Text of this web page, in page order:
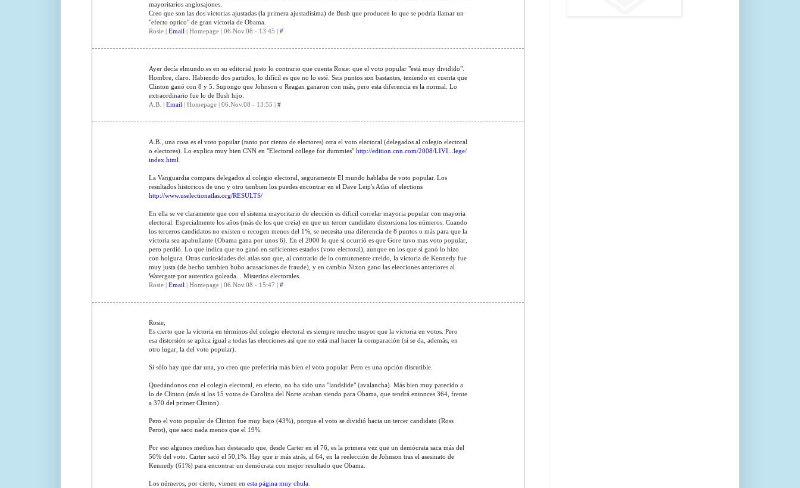
mayoritarios anglosajones.
Creo que son las dos victorias ajustadas (la primera ajustadisima) de Bush que producen lo que se podría llamar un
"efecto optico" de gran victoria de Obama.
Rosie | Email | Homepage | 06.Nov.08 - 13:45 | #
Ayer decía elmundo.es en su editorial justo lo contrario que cuenta Rosie: que el voto popular "está muy dividido".
Hombre, claro. Habiendo dos partidos, lo difícil es que no lo esté. Seis puntos son bastantes, teniendo en cuenta que
Clinton ganó con 8 y 5. Supongo que Johnson o Reagan ganaron con más, pero esta diferencia es la normal. Lo
extraordinario fue lo de Bush hijo.
A.B. | Email | Homepage | 06.Nov.08 - 13:55 | #
A.B., una cosa es el voto popular (tanto por ciento de electores) otra el voto electoral (delegados al colegio electoral
o electores). Lo explica muy bien CNN en "Electoral college for dummies" http://edition.cnn.com/2008/LIVI...lege/
index.html
La Vanguardia compara delegados al colegio electoral, seguramente El mundo hablaba de voto popular. Los
resultados historicos de uno y otro tambien los puedes encontrar en el Dave Leip's Atlas of elections
http://www.uselectionatlas.org/RESULTS/
En ella se ve claramente que con el sistema mayoritario de elección es dificil correlar mayoria popular con mayoria
electoral. Especialmente los años (más de los que creía) en que un tercer candidato distorsiona los números. Cuando
los terceros candidatos no existen o recogen menos del 1%, se necesita una diferencia de 8 puntos o más para que la
victoria sea apabullante (Obama gana por unos 6). En el 2000 lo que si ocurrió es que Gore tuvo mas voto popular,
pero perdió. Lo que indica que no ganó en suficientes estados (voto electoral), aunque en los que sí ganó lo hizo
con holgura. Otras curiosidades del atlas son que, al contrario de lo comunmente creido, la victoria de Kennedy fue
muy justa (de hecho tambien hubo acusaciones de fraude), y en cambio Nixon gano las elecciones anteriores al
Watergate por autentica goleada... Misterios electorales.
Rosie | Email | Homepage | 06.Nov.08 - 15:47 | #
Rosie,
Es cierto que la victoria en términos del colegio electoral es siempre mucho mayor que la victoria en votos. Pero
esa distorsión se aplica igual a todas las elecciones así que no está mal hacer la comparación (si se da, además, en
otro lugar, la del voto popular).
Si sólo hay que dar una, yo creo que preferiría más bien el voto popular. Pero es una opción discutible.
Quedándonos con el colegio electoral, en efecto, no ha sido una "landslide" (avalancha). Más bien muy parecido a
lo de Clinton (más si los 15 votos de Carolina del Norte acaban siendo para Obama, que tendrá entonces 364, frente
a 370 del primer Clinton).
Pero el voto popular de Clinton fue muy bajo (43%), porque el voto se dividió hacia un tercer candidato (Ross
Perot), que saco nada menos que el 19%.
Por eso algunos medios han destacado que, desde Carter en el 76, es la primera vez que un demócrata saca más del
50% del voto. Carter sacó el 50,1%. Hay que ir más atrás, al 64, en la reelección de Johnson tras el asesinato de
Kennedy (61%) para encontrar un demócrata con mejor resultado que Obama.
Los números, por cierto, vienen en esta página muy chula.